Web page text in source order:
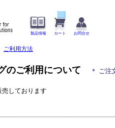
製品情報 カート お問合せ
ご利用方法
のご利用について ＊ ご注
しております